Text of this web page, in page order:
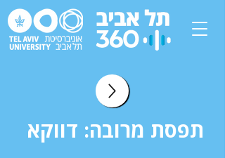
תפסת מרובה: דווקא